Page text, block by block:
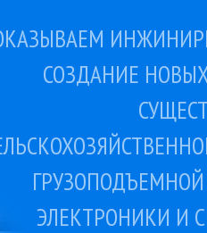
СОЗДАНИЕ
ЭЛЕКТРОНИКИ И